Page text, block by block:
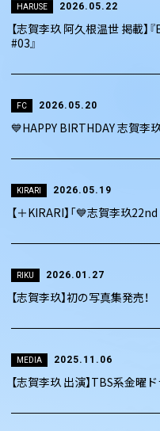
HARUSE 2026.05.22
【志賀李玖 阿久根温世 掲載】
#03』
FC 2026.05.20
💙HAPPY BIRTHDAY 志賀李
KIRARI 2026.05.19
【＋KIRARI】「💙志賀李玖
RIKU 2026.01.27
【志賀李玖】初の写真集発売！
MEDIA 2025.11.06
【志賀李玖 出演】TBS系金曜